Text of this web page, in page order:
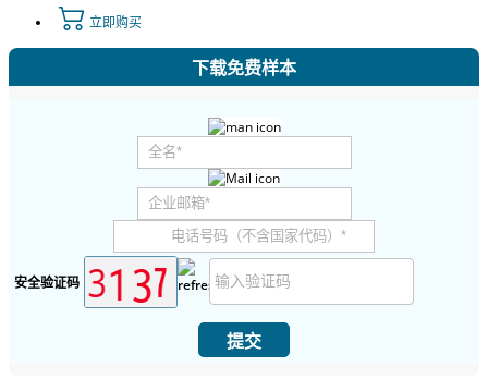
立即购买
下载免费样本
安全验证码
提交